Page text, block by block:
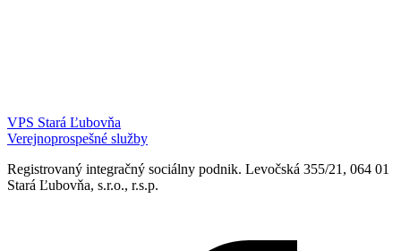
VPS Stará Ľubovňa
Verejnoprospešné služby
Registrovaný integračný sociálny podnik. Levočská 355/21, 064 01
Stará Ľubovňa, s.r.o., r.s.p.